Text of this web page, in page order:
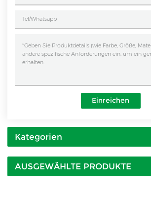
Einreichen
Kategorien
AUSGEWÄHLTE PRODUKTE